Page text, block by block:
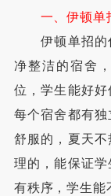
一、伊顿单
伊顿单招的
净整洁的宿舍
位，学生能好好
每个宿舍都有
舒服的，夏天
理的，能保证
有秩序，学生能